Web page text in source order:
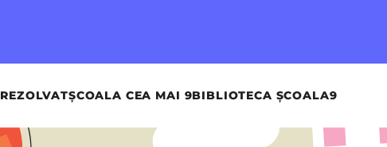
REZOLVATȘCOALA CEA MAI 9BIBLIOTECA ȘCOALA9